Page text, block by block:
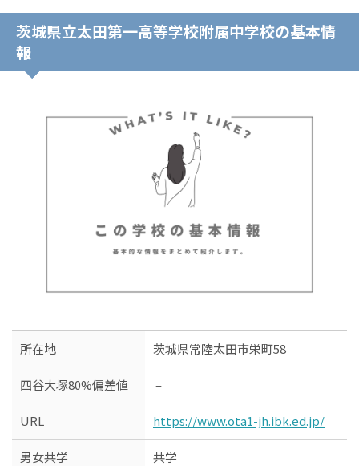
茨城県立太田第一高等学校附属中学校の基本情
報
所在地 茨城県常陸太田市栄町58
四谷大塚80%偏差値 –
URL https://www.ota1-jh.ibk.ed.jp/
男女共学 共学